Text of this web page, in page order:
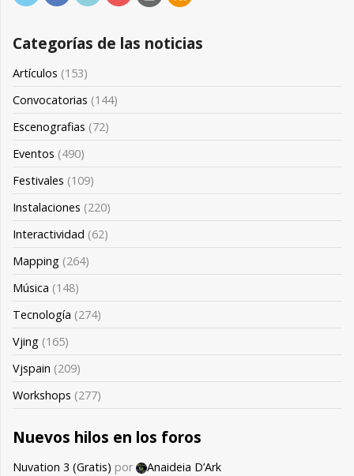
Categorías de las noticias
Artículos (153)
Convocatorias (144)
Escenografias (72)
Eventos (490)
Festivales (109)
Instalaciones (220)
Interactividad (62)
Mapping (264)
Música (148)
Tecnología (274)
Vjing (165)
Vjspain (209)
Workshops (277)
Nuevos hilos en los foros
Nuvation 3 (Gratis) por
Anaideia D’Ark